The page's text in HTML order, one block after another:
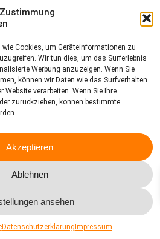
Cookies, um Geräteinformationen zu
Wir tun dies, um das Surferlebnis
Werbung anzuzeigen. Wenn Sie
können wir Daten wie das Surfverhalten
Website verarbeiten. Wenn Sie Ihre
zurückziehen, können bestimmte
Akzeptieren
Ablehnen
ansehen
Datenschutzerklärung Impressum
Ihre.
des
STS
STS
DatenschutzCookies-Richtlinien